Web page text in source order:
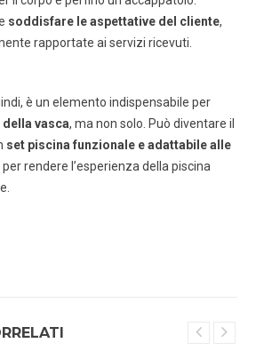
soddisfare le aspettative del cliente,
rapportate ai servizi ricevuti.
è un elemento indispensabile per
della vasca, ma non solo. Può diventare il
set piscina funzionale e adattabile alle
per rendere l’esperienza della piscina